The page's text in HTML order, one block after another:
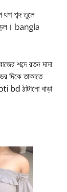
থপ শব্দ তুলে
পড়ল। bangla
শব্দে রতন দাদা
দিকে তাকাতে
ঠাটানো বাড়া